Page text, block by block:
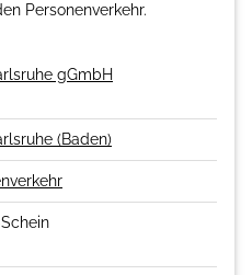
Personenverkehr.
gGmbH
(Baden)